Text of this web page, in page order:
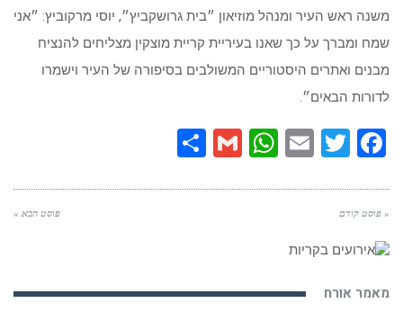
משנה ראש העיר ומנהל מוזיאון ״בית גרושקביץ״, יוסי מרקוביץ: ״אני
שמח ומברך על כך שאנו בעיריית קריית מוצקין מצליחים להנציח
מבנים ואתרים היסטוריים המשולבים בסיפורה של העיר וישמרו
לדורות הבאים״.
Facebook
Twitter
Email
WhatsApp
Gmail
« פוסט קודם פוסט הבא »
מאמר אורח